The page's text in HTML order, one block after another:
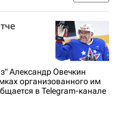
Уайлд
Александр Овечкин
организованного им
в Telegram-канале